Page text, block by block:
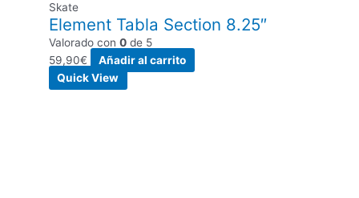
Skate
Element Tabla Section 8.25″
Valorado con0 de 5
59,90€
Añadir al carrito
Quick View